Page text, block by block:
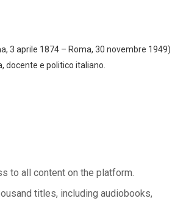
3 aprile 1874 – Roma, 30 novembre 1949)
docente e politico italiano.
to all content on the platform.
titles, including audiobooks,